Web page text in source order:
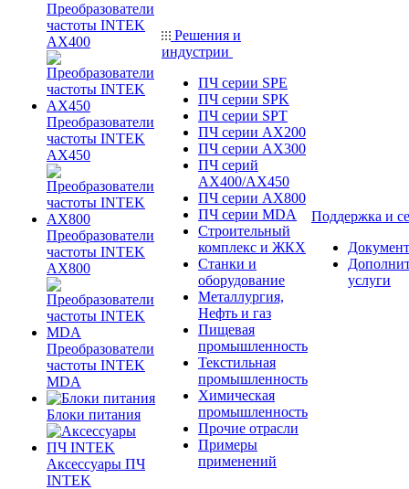
Преобразователи
частоты INTEK
AX400
Преобразователи
частоты INTEK
AX450
Преобразователи
частоты INTEK
AX800
Преобразователи
частоты INTEK
MDA
Блоки питания
Аксессуары ПЧ
INTEK
Решения и
индустрии
ПЧ серии SPE
ПЧ серии SPK
ПЧ серии SPT
ПЧ серии AX200
ПЧ серии AX300
ПЧ серий
AX400/AX450
ПЧ серии AX800
ПЧ серии MDA
Строительный
комплекс и ЖКХ
Станки и
оборудование
Металлургия,
Нефть и газ
Пищевая
промышленность
Текстильная
промышленность
Химическая
промышленность
Прочие отрасли
Примеры
применений
Поддержка и
услуги